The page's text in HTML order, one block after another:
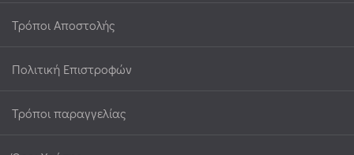
Τρόποι Αποστολής
Πολιτική Επιστροφών
Τρόποι παραγγελίας